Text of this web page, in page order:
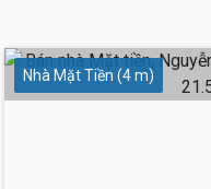
Nhà Mặt Tiền (4 m)